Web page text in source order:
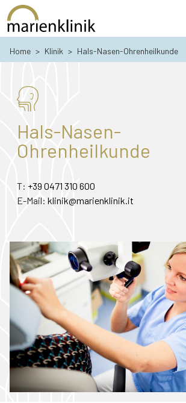
Zum Hauptinhalt springen
Home > Klinik > Hals-Nasen-Ohrenheilkunde
Hals-Nasen-
Ohrenheilkunde
T: +39 0471 310 600
E-Mail: klinik@marienklinik.it